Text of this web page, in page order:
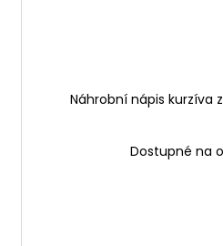
Náhrobní nápis kurzíva
Dostupné na